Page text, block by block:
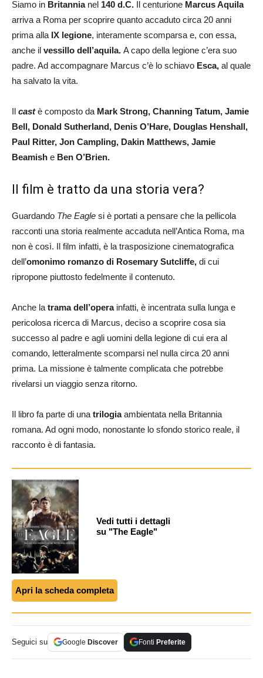
Siamo in Britannianel 140 d.C. Il centurione Marcus Aquila
arriva a Roma per scoprire quanto accaduto circa 20 anni
prima alla IX legione, interamente scomparsa e, con essa,
anche il vessillo dell’aquila. A capo della legione c’era suo
padre. Ad accompagnare Marcus c’è lo schiavo Esca, al quale
ha salvato la vita.
Il castè composto da Mark Strong, Channing Tatum, Jamie
Bell, Donald Sutherland, Denis O’Hare, Douglas Henshall,
Paul Ritter, Jon Campling, Dakin Matthews, Jamie
Beamish e Ben O’Brien.
Il film è tratto da una storia vera?
Guardando The Eagle si è portati a pensare che la pellicola
racconti una storia realmente accaduta nell’Antica Roma, ma
non è così. Il film infatti, è la trasposizione cinematografica
dell’omonimo romanzo di Rosemary Sutcliffe, di cui
ripropone piuttosto fedelmente il contenuto.
Anche la trama dell’operainfatti, è incentrata sulla lunga e
pericolosa ricerca di Marcus, deciso a scoprire cosa sia
successo al padre e agli uomini della legione di cui era al
comando, letteralmente scomparsi nel nulla circa 20 anni
prima. La missione è talmente complicata che potrebbe
rivelarsi un viaggio senza ritorno.
Il libro fa parte di una trilogiaambientata nella Britannia
romana. Ad ogni modo, nonostante lo sfondo storico reale, il
racconto è di fantasia.
Vedi tutti i dettagli
su "The Eagle"
Apri la scheda completa
Seguici su Google Discover Fonti Preferite